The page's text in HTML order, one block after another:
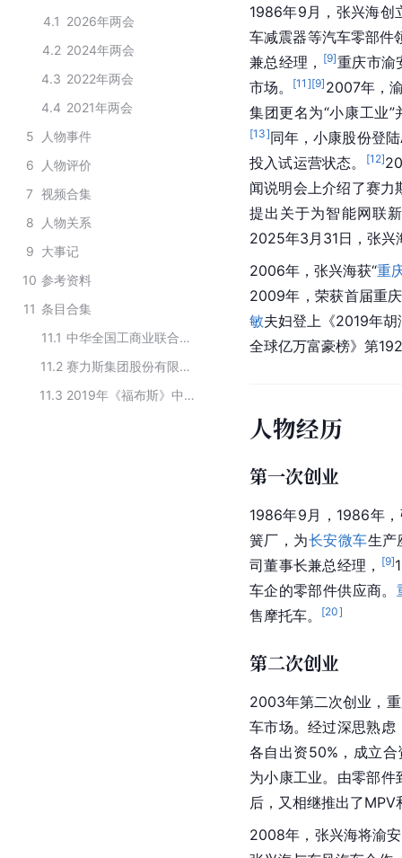
4.1 2026年两会
4.2 2024年两会
4.3 2022年两会
4.4 2021年两会
5
人物事件
6
人物评价
7 视频合集
8
人物关系
9 大事记
10 参考资料
11 条目合集
11.1
中华全国工商业联合会领导班子
11.2
赛力斯集团股份有限公司第3届董事会成员
11.3
2019年《福布斯》中国慈善榜
1986年9月，张兴海创
车减震器等汽车零部件
兼总经理， [9]重庆市渝
市场。
[11 ][9] 2007年，
集团更名为“小康工业
[13]同年，小康股份登
投入试运营状态。
[12]
闻说明会上介绍了赛力
提出关于为智能网联
2025年3月31日，张兴
2006年，张兴海获“重
2009年，荣获首届重
敏夫妇登上《2019年
全球亿万富豪榜》第
人物经历
第一次创业
1986年9月，1986年
簧厂，为长安微车生产
司董事长兼总经理， [9]
车企的零部件供应商。
售摩托车。
[20]
第二次创业
2003年第二次创业，
车市场。经过深思熟虑
各自出资50%，成立
为小康工业。由零部
后，又相继推出了MPV
2008年，张兴海将渝